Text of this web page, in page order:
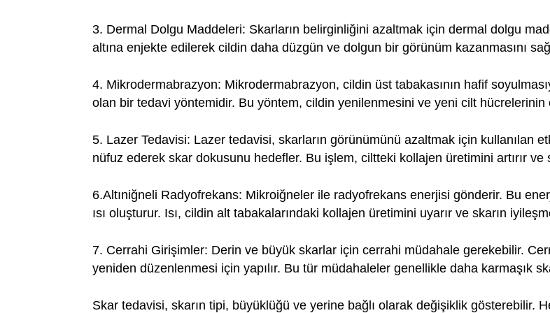
3. Dermal Dolgu Maddeleri: Skarların belirginliğini azaltmak için dermal dolgu
altına enjekte edilerek cildin daha düzgün ve dolgun bir görünüm kazanmasını
4. Mikrodermabrazyon: Mikrodermabrazyon, cildin üst tabakasının hafif
olan bir tedavi yöntemidir. Bu yöntem, cildin yenilenmesini ve yeni cilt hücrelerinin
5. Lazer Tedavisi: Lazer tedavisi, skarların görünümünü azaltmak için kullanılan
nüfuz ederek skar dokusunu hedefler. Bu işlem, ciltteki kollajen üretimini artırır
6.Altıniğneli Radyofrekans: Mikroiğneler ile radyofrekans enerjisi gönderir. Bu
ısı oluşturur. Isı, cildin alt tabakalarındaki kollajen üretimini uyarır ve skarın
7. Cerrahi Girişimler: Derin ve büyük skarlar için cerrahi müdahale gerekebilir.
yeniden düzenlenmesi için yapılır. Bu tür müdahaleler genellikle daha karmaşık
Skar tedavisi, skarın tipi, büyüklüğü ve yerine bağlı olarak değişiklik gösterebilir.